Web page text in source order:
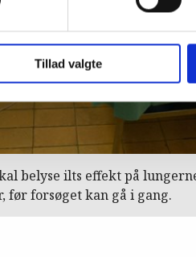
Tillad valgte
belyse ilts effekt på
før forsøget kan gå i gang.